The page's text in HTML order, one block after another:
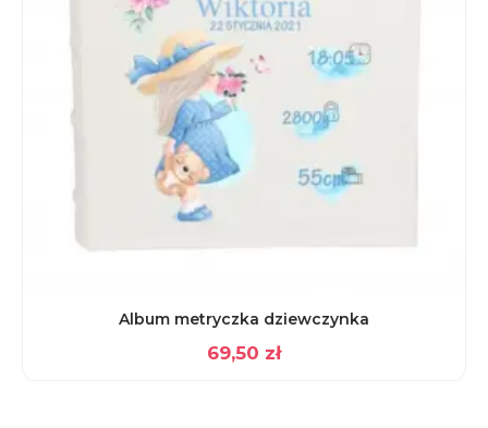
Album metryczka dziewczynka
69,50 zł